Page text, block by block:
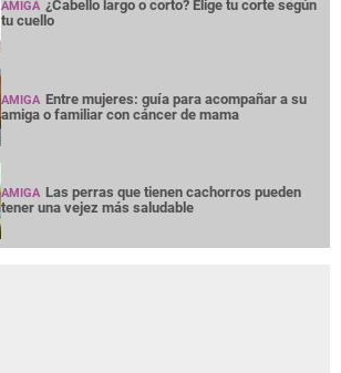
AMIGA ¿Cabello largo o corto? Elige tu corte según
tu cuello
AMIGA Entre mujeres: guía para acompañar a su
amiga o familiar con cáncer de mama
AMIGA Las perras que tienen cachorros pueden
tener una vejez más saludable